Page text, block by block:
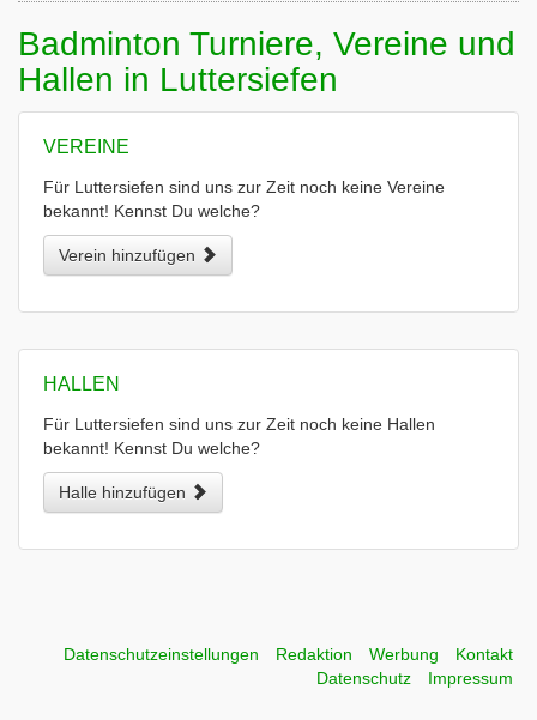
Badminton Turniere, Vereine und
Hallen in Luttersiefen
VEREINE
Für Luttersiefen sind uns zur Zeit noch keine Vereine
bekannt! Kennst Du welche?
Verein hinzufügen
HALLEN
Für Luttersiefen sind uns zur Zeit noch keine Hallen
bekannt! Kennst Du welche?
Halle hinzufügen
Datenschutzeinstellungen Redaktion Werbung
Kontakt
Datenschutz
Impressum